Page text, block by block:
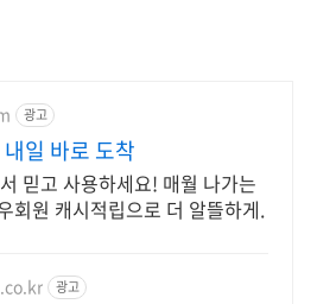
광고
일 바로 도착
믿고 사용하세요! 매월 나가는
회원 캐시적립으로 더 알뜰하게.
광고